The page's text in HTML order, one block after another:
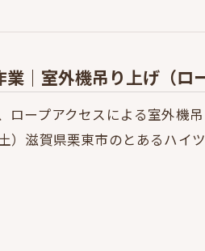
｜室外機吊り上げ（ロ
ロープアクセスによる室外機
）滋賀県栗東市のとあるハイ